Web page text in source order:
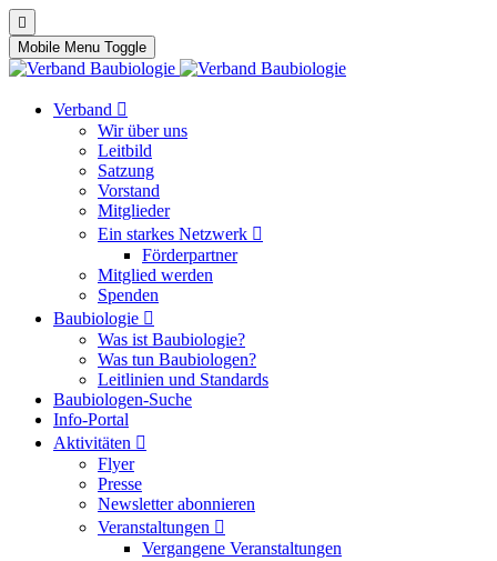
Mobile Menu Toggle
Verband
Wir über uns
Leitbild
Satzung
Vorstand
Mitglieder
Ein starkes Netzwerk
Förderpartner
Mitglied werden
Spenden
Baubiologie
Was ist Baubiologie?
Was tun Baubiologen?
Leitlinien und Standards
Baubiologen-Suche
Info-Portal
Aktivitäten
Flyer
Presse
Newsletter abonnieren
Veranstaltungen
Vergangene Veranstaltungen